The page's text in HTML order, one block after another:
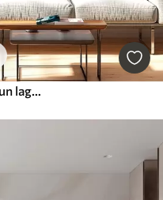
tranquilo paisaje en acuarela con un lago y un árbol en flor